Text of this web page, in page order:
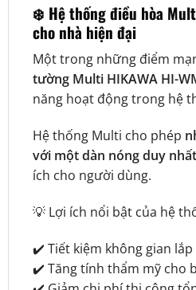
❄️ Hệ thống điều hòa
cho nhà hiện đại
Một trong những điểm
tường Multi HIKAWA HI-
năng hoạt động trong hệ
Hệ thống Multi cho phép
với một dàn nóng duy nhất
ích cho người dùng.
💡 Lợi ích nổi bật của hệ
✔️ Tiết kiệm không gian
✔️ Tăng tính thẩm mỹ cho